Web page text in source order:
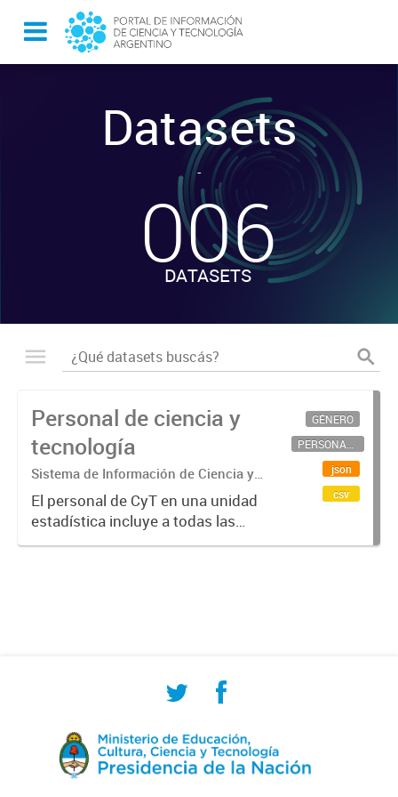
Datasets
-
006
DATASETS
Personal de ciencia y
tecnología
Sistema de Información de Ciencia y
Tecnología Argentino (SICYTAR)
El personal de CyT en una unidad
estadística incluye a todas las
personas involucradas
GÉNERO
PERSONAL CIENTÍFICO-TECNOLÓGICO
json
csv